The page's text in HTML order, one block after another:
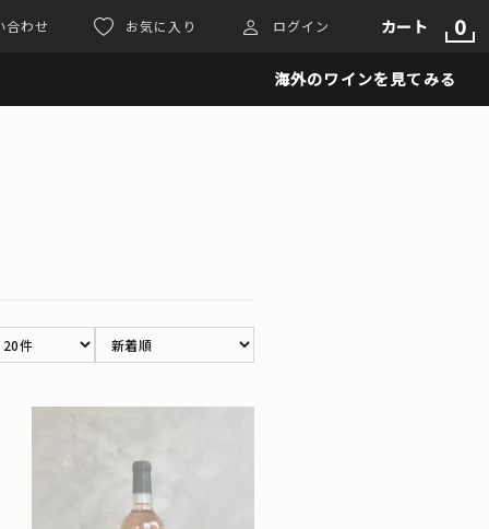
合わせ お気に入り ログイン カート 0
海外のワインを見てみる